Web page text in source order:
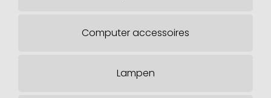
Computer accessoires
Lampen